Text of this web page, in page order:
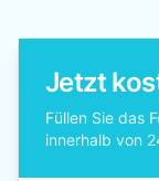
Jetzt
Füllen Sie das
innerhalb von